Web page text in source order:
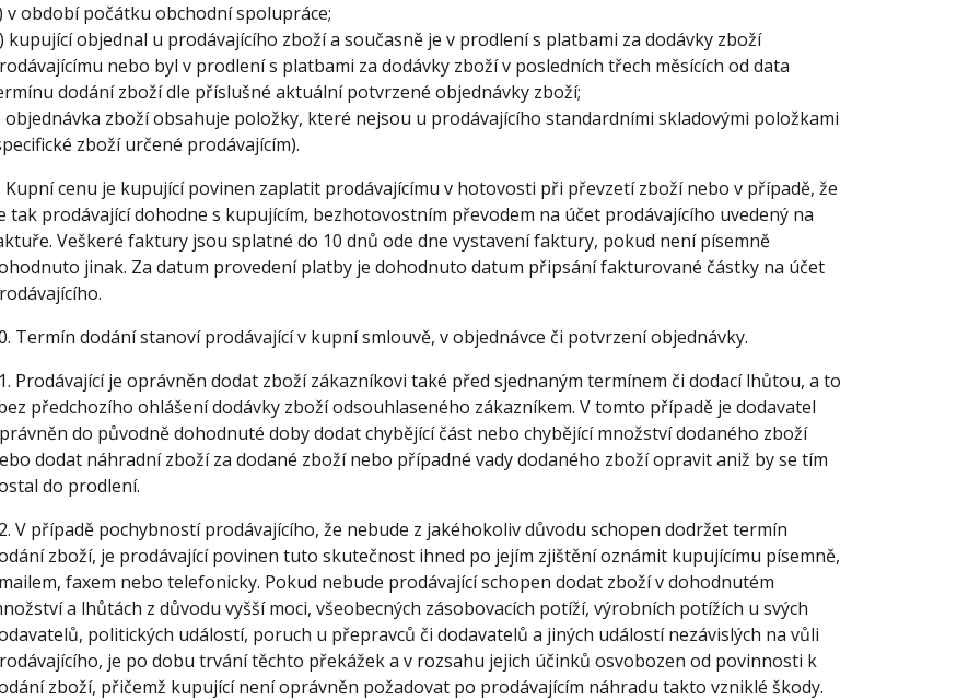
v období počátku obchodní spolupráce;
kupující objednal u prodávajícího zboží a současně je v prodlení s platbami za dodávky zboží
nebo byl v prodlení s platbami za dodávky zboží v posledních třech měsících od data
dodání zboží dle příslušné aktuální potvrzené objednávky zboží;
objednávka zboží obsahuje položky, které nejsou u prodávajícího standardními skladovými položkami
zboží určené prodávajícím).
Kupní cenu je kupující povinen zaplatit prodávajícímu v hotovosti při převzetí zboží nebo v případě, že
tak prodávající dohodne s kupujícím, bezhotovostním převodem na účet prodávajícího uvedený na
Veškeré faktury jsou splatné do 10 dnů ode dne vystavení faktury, pokud není písemně
jinak. Za datum provedení platby je dohodnuto datum připsání fakturované částky na účet
Termín dodání stanoví prodávající v kupní smlouvě, v objednávce či potvrzení objednávky.
Prodávající je oprávněn dodat zboží zákazníkovi také před sjednaným termínem či dodací lhůtou, a to
předchozího ohlášení dodávky zboží odsouhlaseného zákazníkem. V tomto případě je dodavatel
do původně dohodnuté doby dodat chybějící část nebo chybějící množství dodaného zboží
dodat náhradní zboží za dodané zboží nebo případné vady dodaného zboží opravit aniž by se tím
do prodlení.
V případě pochybností prodávajícího, že nebude z jakéhokoliv důvodu schopen dodržet termín
zboží, je prodávající povinen tuto skutečnost ihned po jejím zjištění oznámit kupujícímu písemně,
faxem nebo telefonicky. Pokud nebude prodávající schopen dodat zboží v dohodnutém
a lhůtách z důvodu vyšší moci, všeobecných zásobovacích potíží, výrobních potížích u svých
politických událostí, poruch u přepravců či dodavatelů a jiných událostí nezávislých na vůli
je po dobu trvání těchto překážek a v rozsahu jejich účinků osvobozen od povinnosti k
zboží, přičemž kupující není oprávněn požadovat po prodávajícím náhradu takto vzniklé škody.